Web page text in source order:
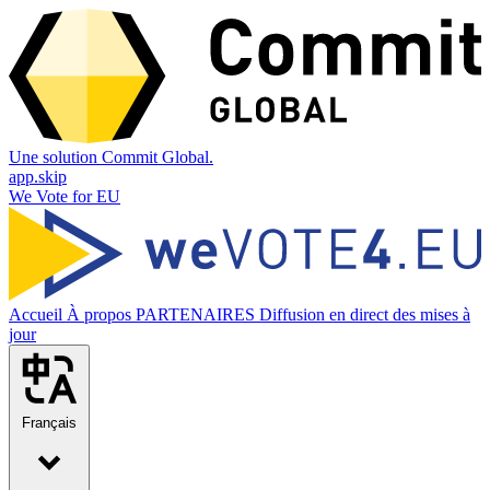
Une solution Commit Global.
app.skip
We Vote for EU
Accueil À propos PARTENAIRES Diffusion en direct des mises à
jour
Français